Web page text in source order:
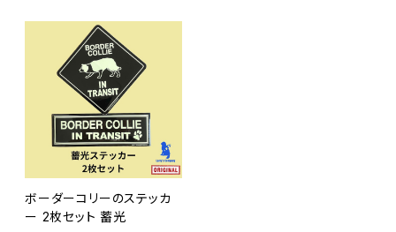
ボーダーコリーのステッカ
ー 2枚セット 蓄光